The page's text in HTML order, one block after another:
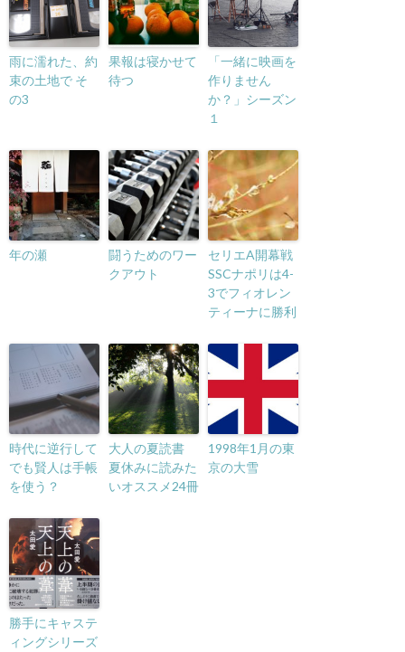
雨に濡れた、約
束の土地で そ
の3
果報は寝かせて
待つ
「一緒に映画を
作りません
か？」シーズン
１
年の瀬
闘うためのワー
クアウト
セリエA開幕戦
SSCナポリは4-
3でフィオレン
ティーナに勝利
時代に逆行して
でも賢人は手帳
を使う？
大人の夏読書
夏休みに読みた
いオススメ24冊
1998年1月の東
京の大雪
勝手にキャステ
ィングシリーズ